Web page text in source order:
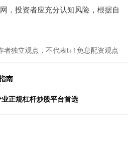
，投资者应充分认知风险，根据自
者独立观点，不代表t+1免息配资观点
南
正规杠杆炒股平台首选